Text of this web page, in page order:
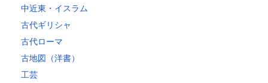
中近東・イスラム
古代ギリシャ
古代ローマ
古地図（洋書）
工芸